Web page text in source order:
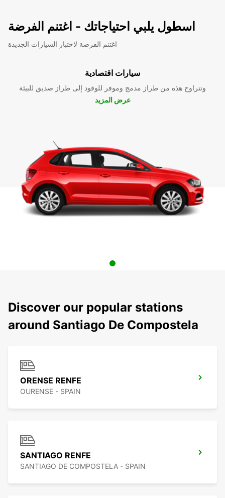
اسطول يلبي احتياجاتك - اغتنم الفرضة
اغتنم الفرصة لاختبار السيارات الجديدة
سيارات اقتصادية
وتتراوح هذه من طراز مدمج وموفر للوقود إلى طراز صديق للبيئة
عرض المزيد
Discover our popular stations
around Santiago De Compostela
ORENSE RENFE
OURENSE - SPAIN
SANTIAGO RENFE
SANTIAGO DE COMPOSTELA - SPAIN